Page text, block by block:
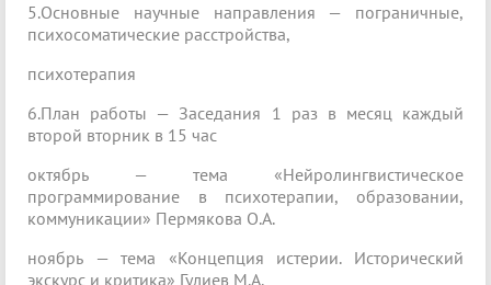
5.Основные научные направления — пограничные,
психосоматические расстройства,
психотерапия
6.План работы — Заседания 1 раз в месяц каждый
второй вторник в 15 час
октябрь — тема «Нейролингвистическое
программирование в психотерапии, образовании,
коммуникации» Пермякова О.А.
ноябрь — тема «Концепция истерии. Исторический
экскурс и критика» Гулиев М.А.